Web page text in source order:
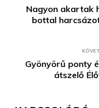
Nagyon akartak
bottal
Gyönyörű ponty
átszelő